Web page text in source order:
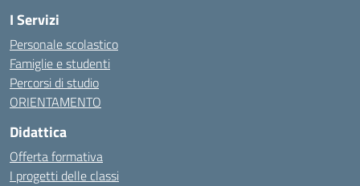
I Servizi
Personale scolastico
Famiglie e studenti
Percorsi di studio
ORIENTAMENTO
Didattica
Offerta formativa
I progetti delle classi